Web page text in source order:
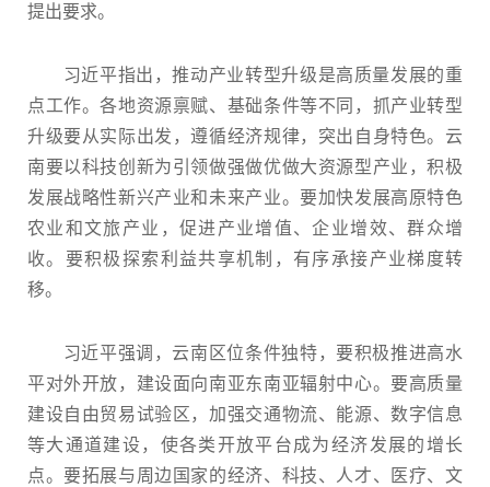
提出要求。
习近平指出，推动产业转型升级是高质量发展的重
点工作。各地资源禀赋、基础条件等不同，抓产业转型
升级要从实际出发，遵循经济规律，突出自身特色。云
南要以科技创新为引领做强做优做大资源型产业，积极
发展战略性新兴产业和未来产业。要加快发展高原特色
农业和文旅产业，促进产业增值、企业增效、群众增
收。要积极探索利益共享机制，有序承接产业梯度转
移。
习近平强调，云南区位条件独特，要积极推进高水
平对外开放，建设面向南亚东南亚辐射中心。要高质量
建设自由贸易试验区，加强交通物流、能源、数字信息
等大通道建设，使各类开放平台成为经济发展的增长
点。要拓展与周边国家的经济、科技、人才、医疗、文